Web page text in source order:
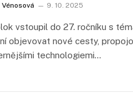
9. 10. 2025
vstoupil do 27. ročníku s
objevovat nové cesty,
technologiemi…